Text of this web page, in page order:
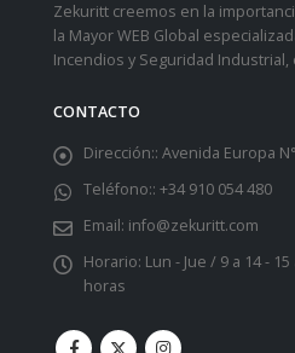
Zekuritt creemos en la
la Mayor WEB Global
Incendios y Seguridad
CONTACTO
Dirección:: Avenida Europa
Teléfono:: +34 910 054 480
Email: info@zekuritt.com
Horario: Lun - Jue / 9 a 14 -
horas